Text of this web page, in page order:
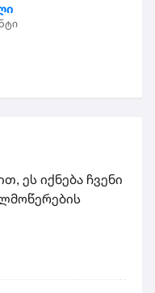
ეს იქნება ჩვენი